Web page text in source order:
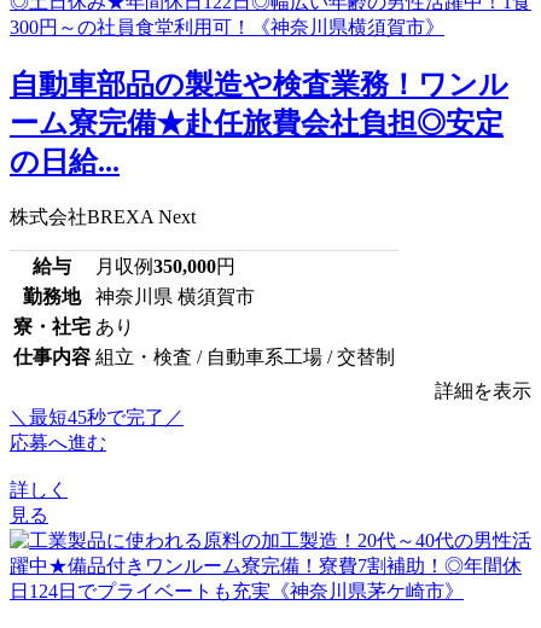
自動車部品の製造や検査業務！ワンル
ーム寮完備★赴任旅費会社負担◎安定
の日給...
株式会社BREXA Next
給与 月収例350,000円
勤務地
神奈川県 横須賀市
寮・社宅 あり
仕事内容 組立・検査 / 自動車系工場 / 交替制
詳細を表示
＼最短45秒で完了／
応募へ進む
詳しく
見る